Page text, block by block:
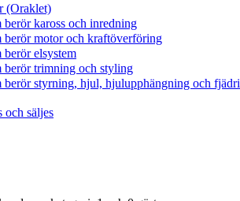
(Oraklet)
kaross och inredning
motor och kraftöverföring
elsystem
trimning och styling
styrning, hjul, hjulupphängning och
och säljes